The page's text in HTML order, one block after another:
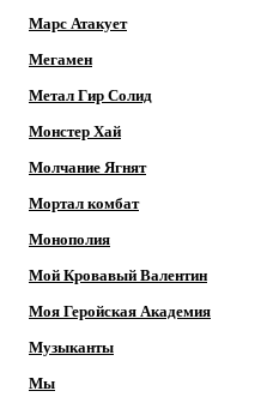
Марс Атакует
Мегамен
Метал Гир Солид
Монстер Хай
Молчание Ягнят
Мортал комбат
Монополия
Мой Кровавый Валентин
Моя Геройская Академия
Музыканты
Мы